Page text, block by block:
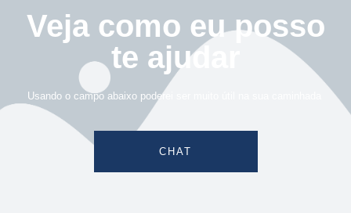
Veja como eu posso
te ajudar
Usando o campo abaixo poderei ser muito útil na sua caminhada
CHAT